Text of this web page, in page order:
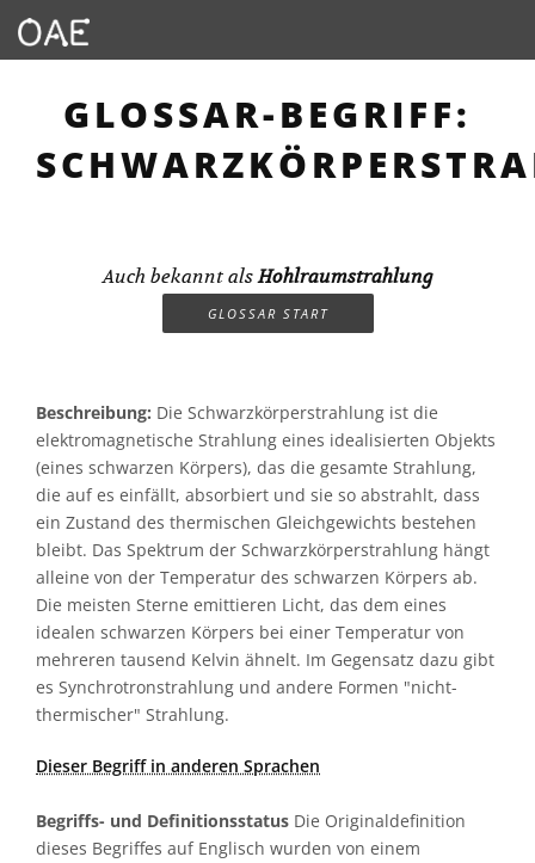
GLOSSAR-BEGRIFF:
Auch bekannt alsHohlraumstrahlung
GLOSSAR START
Beschreibung: Die Schwarzkörperstrahlung ist die
elektromagnetische Strahlung eines idealisierten Objekts
(eines schwarzen Körpers), das die gesamte Strahlung,
die auf es einfällt, absorbiert und sie so abstrahlt, dass
ein Zustand des thermischen Gleichgewichts bestehen
bleibt. Das Spektrum der Schwarzkörperstrahlung hängt
alleine von der Temperatur des schwarzen Körpers ab.
Die meisten Sterne emittieren Licht, das dem eines
idealen schwarzen Körpers bei einer Temperatur von
mehreren tausend Kelvin ähnelt. Im Gegensatz dazu gibt
es Synchrotronstrahlung und andere Formen "nicht-
thermischer" Strahlung.
Dieser Begriff in anderen Sprachen
Begriffs- und Definitionsstatus Die Originaldefinition
dieses Begriffes auf Englisch wurden von einem